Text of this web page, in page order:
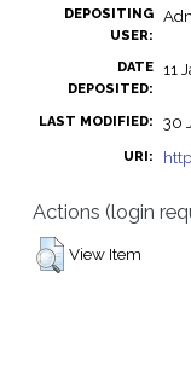
DEPOSITING
USER:
DATE
DEPOSITED:
11
LAST MODIFIED: 30
URI:
Actions (login
View Item